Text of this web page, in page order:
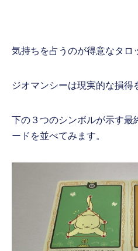
気持ちを占うのが得意なタロ
ジオマンシーは現実的な損得
下の３つのシンボルが示す最
ードを並べてみます。